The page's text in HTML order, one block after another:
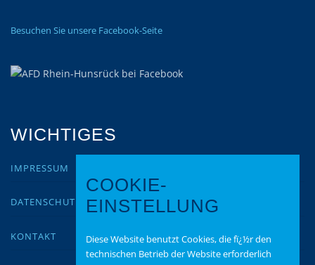
Besuchen Sie unsere Facebook-Seite
WICHTIGES
IMPRESSUM
DATENSCHUTZ
KONTAKT
COOKIE-
EINSTELLUNG
Diese Website benutzt Cookies, die fï¿½r den
technischen Betrieb der Website erforderlich